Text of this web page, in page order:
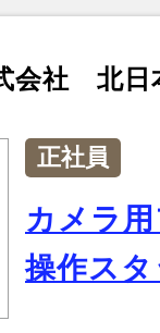
会社 北日
正社員
カメラ
操作ス